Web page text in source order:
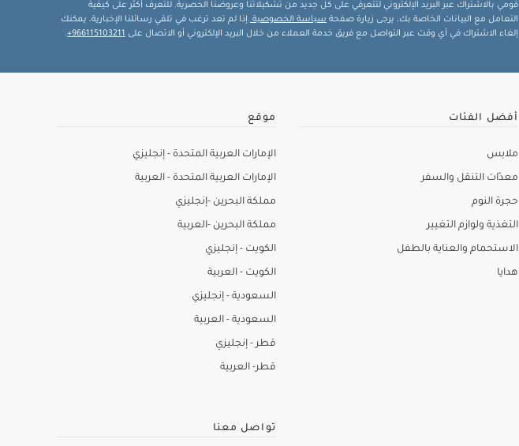
قومي بالاشتراك عبر البريد الإلكتروني لتتعرفي على كل جديد من تشكيلاتنا وعروضنا الحصرية. للتعرف أكثر على كيفية
التعامل مع البيانات الخاصة بك، يرجى زيارة صفحة سياسة الخصوصية .إذا لم تعد ترغب في تلقي رسائلنا الإخبارية، يمكنك
إلغاء الاشتراك في أي وقت عبر التواصل مع فريق خدمة العملاء من خلال البريد الإلكتروني أو الاتصال على 966115103211+
.
أفضل الفئات
ملابس
معدّات التنقل والسفر
حجرة النوم
التغذية ولوازم التغيير
الاستحمام والعناية بالطفل
هدايا
موقع
الإمارات العربية المتحدة - إنجليزي
الإمارات العربية المتحدة - العربية
مملكة البحرين -إنجليزي
مملكة البحرين -العربية
الكويت - إنجليزي
الكويت - العربية
السعودية - إنجليزي
السعودية - العربية
قطر - إنجليزي
قطر- العربية
تواصل معنا